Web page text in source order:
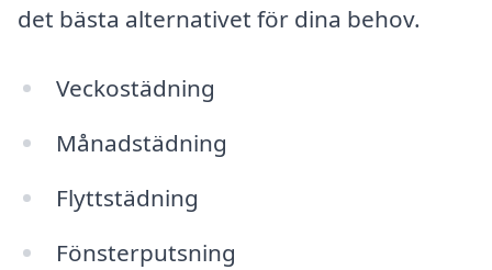
det bästa alternativet för dina behov.
Veckostädning
Månadstädning
Flyttstädning
Fönsterputsning